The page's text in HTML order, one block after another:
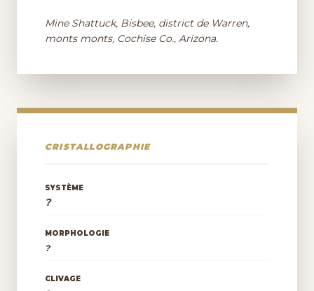
Mine Shattuck, Bisbee, district de Warren,
monts monts, Cochise Co., Arizona.
CRISTALLOGRAPHIE
SYSTÈME
?
MORPHOLOGIE
?
CLIVAGE